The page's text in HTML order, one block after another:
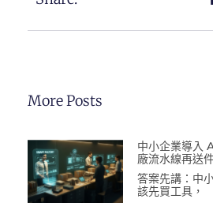
More Posts
中小企業導入
廠流水線再送
答案先講：中
該先買工具，